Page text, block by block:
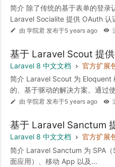
简介 除了传统的基于表单的登录
Laravel Socialite 提供 OAuth 认
由 学院君 发布于5 years ago
基于 Laravel Scout 提
Laravel 8 中文文档
官方扩展
简介 Laravel Scout 为 Eloquent
的、基于驱动的解决方案。通过
由 学院君 发布于5 years ago
基于 Laravel Sanctum
Laravel 8 中文文档
官方扩展
简介 Laravel Sanctum 为 SPA
面应用）、移动 App 以及...